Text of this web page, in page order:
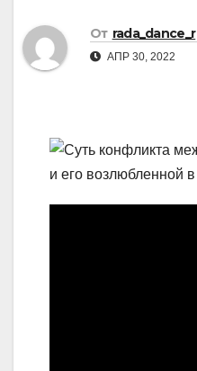
От rada_dance_r
АПР 30, 2022